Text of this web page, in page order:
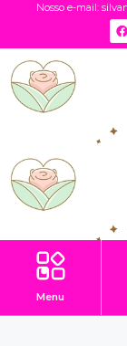
Nosso e-mail:
Menu